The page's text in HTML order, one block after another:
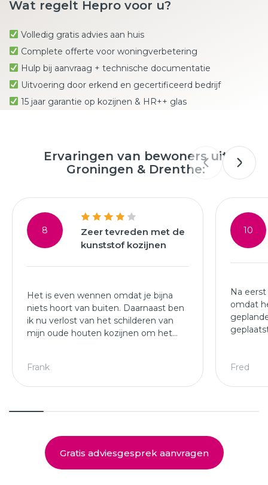
Wat regelt Hepro voor u?
Volledig gratis advies aan huis
Complete offerte voor woningverbetering
Hulp bij aanvraag + technische documentatie
Uitvoering door erkend en gecertificeerd bedrijf
15 jaar garantie op kozijnen & HR++ glas
Ervaringen van bewoners uit
Groningen & Drenthe:
8
Zeer tevreden met de
kunststof kozijnen
Het is even wennen omdat je bijna
niets hoort van buiten. Daarnaast ben
ik nu verlost van het schilderen van
mijn oude houten kozijnen om het
deuren hebben geplaatst.
Frank
10
Na
omdat
Fred
Gratis adviesgesprek aanvragen